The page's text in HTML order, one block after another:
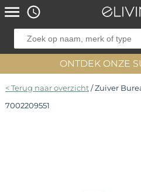
ONTDEK ONZE
< Terug naar overzicht/ Zuiver
7002209551